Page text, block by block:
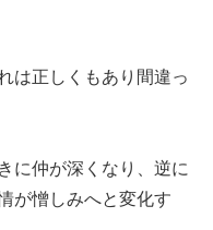
は正しくもあり間違っ
に仲が深くなり、逆に
が憎しみへと変化す